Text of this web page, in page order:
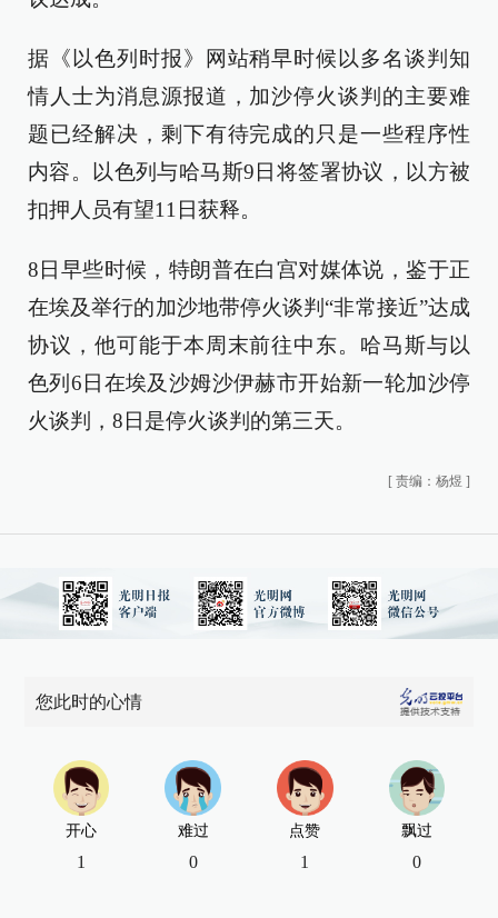
据《以色列时报》网站稍早时候以多名谈判知
情人士为消息源报道，加沙停火谈判的主要难
题已经解决，剩下有待完成的只是一些程序性
内容。以色列与哈马斯9日将签署协议，以方被
扣押人员有望11日获释。
8日早些时候，特朗普在白宫对媒体说，鉴于正
在埃及举行的加沙地带停火谈判“非常接近”达成
协议，他可能于本周末前往中东。哈马斯与以
色列6日在埃及沙姆沙伊赫市开始新一轮加沙停
火谈判，8日是停火谈判的第三天。
[ 责编：杨煜 ]
您此时的心情
开心
1
难过
0
点赞
1
飘过
0